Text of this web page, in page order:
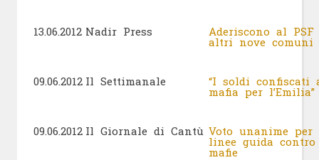
13.06.2012 Nadir Press Aderiscono al PSF
altri nove comuni
09.06.2012 Il Settimanale “I soldi confiscati
mafia per
09.06.2012 Il Giornale di Cantù Voto unanime per
linee guida
mafie